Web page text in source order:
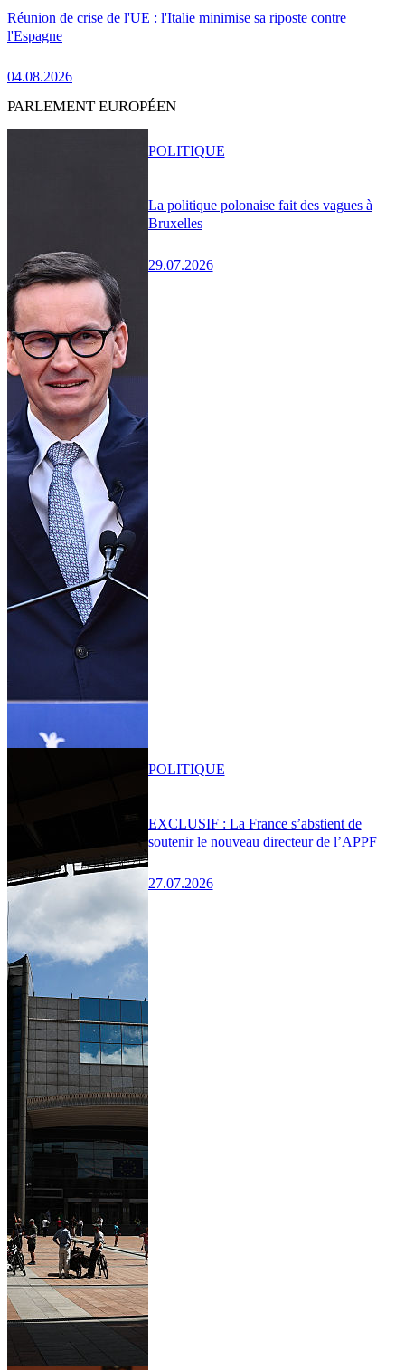
Réunion de crise de l'UE : l'Italie minimise sa riposte contre
l'Espagne
04.08.2026
PARLEMENT EUROPÉEN
La politique polonaise fait des vagues à
Bruxelles
29.07.2026
POLITIQUE
EXCLUSIF : La France s’abstient de
soutenir le nouveau directeur de l’APPF
27.07.2026
POLITIQUE